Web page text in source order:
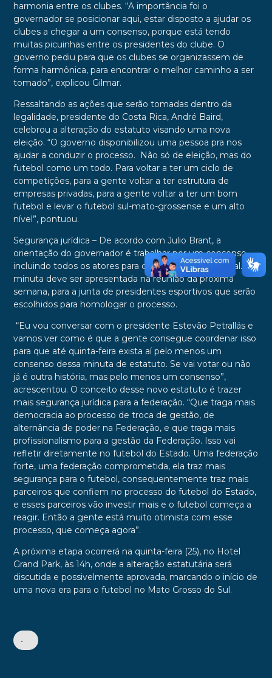
harmonia entre os clubes. “A importância foi o
governador se posicionar aqui, estar disposto a ajudar os
clubes a chegar a um consenso, porque está tendo
muitas picuinhas entre os presidentes do clube. O
governo pediu para que os clubes se organizassem de
forma harmônica, para encontrar o melhor caminho a ser
tomado”, explicou Gilmar.
Ressaltando as ações que serão tomadas dentro da
legalidade, presidente do Costa Rica, André Baird,
celebrou a alteração do estatuto visando uma nova
eleição. “O governo disponibilizou uma pessoa pra nos
ajudar a conduzir o processo. Não só de eleição, mas do
futebol como um todo. Para voltar a ter um ciclo de
competições, para a gente voltar a ter estrutura de
empresas privadas, para a gente voltar a ter um bom
futebol e levar o futebol sul-mato-grossense e um alto
nível”, pontuou.
Segurança jurídica – De acordo com Julio Brant, a
orientação do governador é trabalhar por um consenso,
incluindo todos os atores para chegar a um texto final. A
minuta deve ser apresentada na reunião da próxima
semana, para a junta de presidentes esportivos que serão
escolhidos para homologar o processo.
“Eu vou conversar com o presidente Estevão Petrallás e
vamos ver como é que a gente consegue coordenar isso
para que até quinta-feira exista aí pelo menos um
consenso dessa minuta de estatuto. Se vai votar ou não
já é outra história, mas pelo menos um consenso”,
acrescentou. O conceito desse novo estatuto é trazer
mais segurança jurídica para a federação. “Que traga mais
democracia ao processo de troca de gestão, de
alternância de poder na Federação, e que traga mais
profissionalismo para a gestão da Federação. Isso vai
refletir diretamente no futebol do Estado. Uma federação
forte, uma federação comprometida, ela traz mais
segurança para o futebol, consequentemente traz mais
parceiros que confiem no processo do futebol do Estado,
e esses parceiros vão investir mais e o futebol começa a
reagir. Então a gente está muito otimista com esse
processo, que começa agora”.
A próxima etapa ocorrerá na quinta-feira (25), no Hotel
Grand Park, às 14h, onde a alteração estatutária será
discutida e possivelmente aprovada, marcando o início de
uma nova era para o futebol no Mato Grosso do Sul.
•